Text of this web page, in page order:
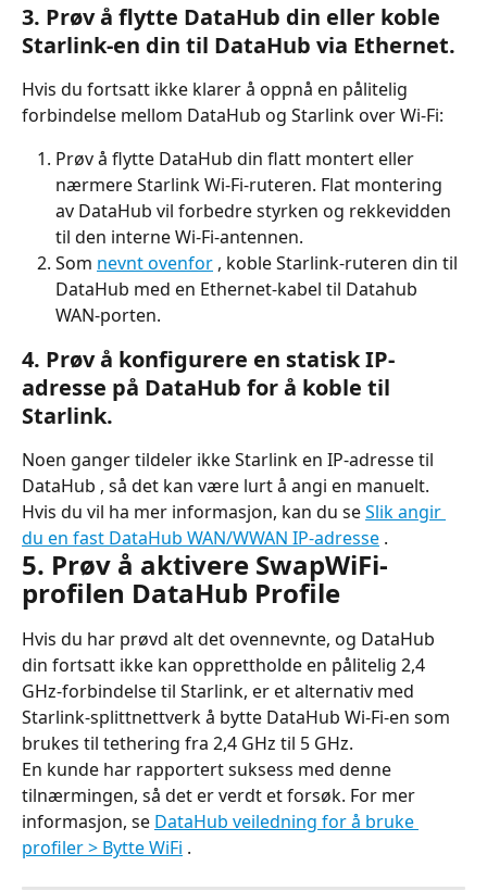
3. Prøv å flytte DataHub din eller koble
Starlink-en din til DataHub via Ethernet.
Hvis du fortsatt ikke klarer å oppnå en pålitelig
forbindelse mellom DataHub og Starlink over Wi-Fi:
Prøv å flytte DataHub din flatt montert eller
nærmere Starlink Wi-Fi-ruteren. Flat montering
av DataHub vil forbedre styrken og rekkevidden
til den interne Wi-Fi-antennen.
Som nevnt ovenfor , koble Starlink-ruteren din til
DataHub med en Ethernet-kabel til Datahub
WAN-porten.
4. Prøv å konfigurere en statisk IP-
adresse på DataHub for å koble til
Starlink.
Noen ganger tildeler ikke Starlink en IP-adresse til
DataHub , så det kan være lurt å angi en manuelt.
Hvis du vil ha mer informasjon, kan du se Slik angir
du en fast DataHub WAN/WWAN IP-adresse .
5. Prøv å aktivere SwapWiFi-
profilen DataHub Profile
Hvis du har prøvd alt det ovennevnte, og DataHub
din fortsatt ikke kan opprettholde en pålitelig 2,4
GHz-forbindelse til Starlink, er et alternativ med
Starlink-splittnettverk å bytte DataHub Wi-Fi-en som
brukes til tethering fra 2,4 GHz til 5 GHz.
En kunde har rapportert suksess med denne
tilnærmingen, så det er verdt et forsøk. For mer
informasjon, se DataHub veiledning for å bruke
profiler > Bytte WiFi .